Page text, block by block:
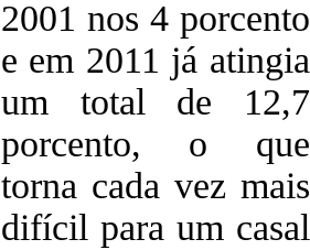
2001 nos 4 porcento
e em 2011 já atingia
um total de 12,7
porcento, o que
torna cada vez mais
difícil para um casal